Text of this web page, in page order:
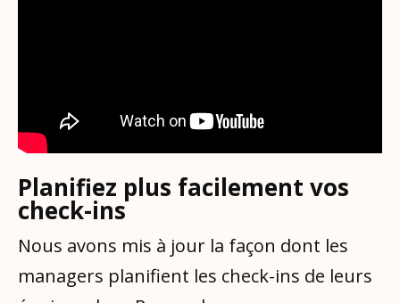
Planifiez plus facilement vos
check-ins
Nous avons mis à jour la façon dont les
managers planifient les check-ins de leurs